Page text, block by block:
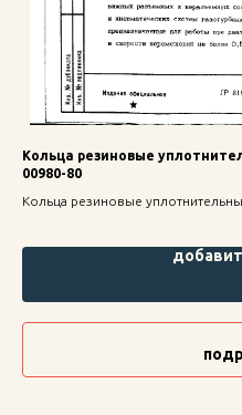
Кольца резиновые
00980-80
Кольца резиновые